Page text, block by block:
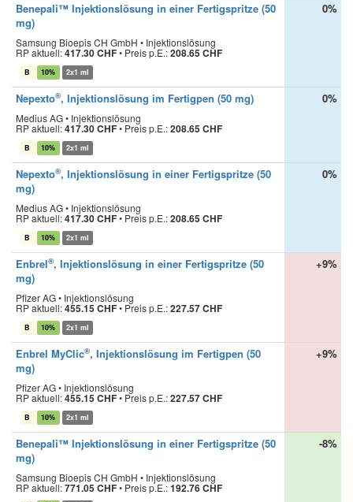
Benepali™ Injektionslösung in einer Fertigspritze (50
mg)
Samsung Bioepis CH GmbH • Injektionslösung
RP aktuell:417.30 CHF• Preis p.E.:208.65 CHF
B 10% 2x1 ml
0%
Nepexto®, Injektionslösung im Fertigpen (50 mg)
Medius AG • Injektionslösung
RP aktuell:417.30 CHF• Preis p.E.:208.65 CHF
B 10% 2x1 ml
0%
Nepexto®, Injektionslösung in einer Fertigspritze (50
mg)
Medius AG • Injektionslösung
RP aktuell:417.30 CHF• Preis p.E.:208.65 CHF
B 10% 2x1 ml
0%
Enbrel®, Injektionslösung in einer Fertigspritze (50
mg)
Pfizer AG • Injektionslösung
RP aktuell:455.15 CHF• Preis p.E.:227.57 CHF
B 10% 2x1 ml
+9%
Enbrel MyClic®, Injektionslösung im Fertigpen (50
mg)
Pfizer AG • Injektionslösung
RP aktuell:455.15 CHF• Preis p.E.:227.57 CHF
B 10% 2x1 ml
+9%
Benepali™ Injektionslösung in einer Fertigspritze (50
mg)
Samsung Bioepis CH GmbH • Injektionslösung
RP aktuell:771.05 CHF• Preis p.E.:192.76 CHF
-8%